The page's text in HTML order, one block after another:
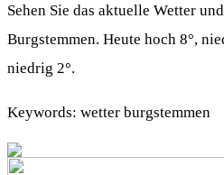
Sehen Sie das aktuelle Wetter
Burgstemmen. Heute hoch 8°,
niedrig 2°.
Keywords: wetter burgstemmen